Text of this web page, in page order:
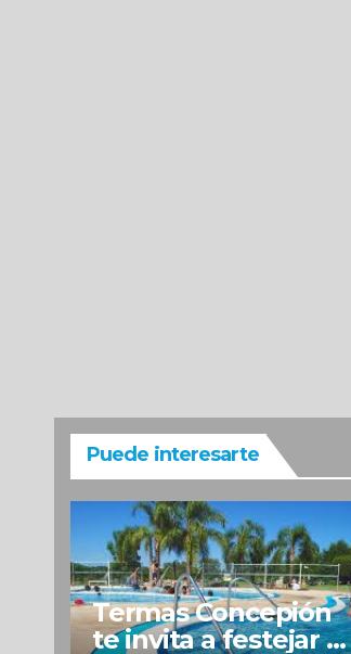
Puede interesarte
Termas Concepión
te invita a festejar el